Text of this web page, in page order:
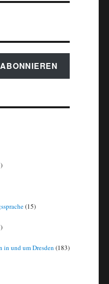
ABONNIEREN
(15)
in und um Dresden (183)